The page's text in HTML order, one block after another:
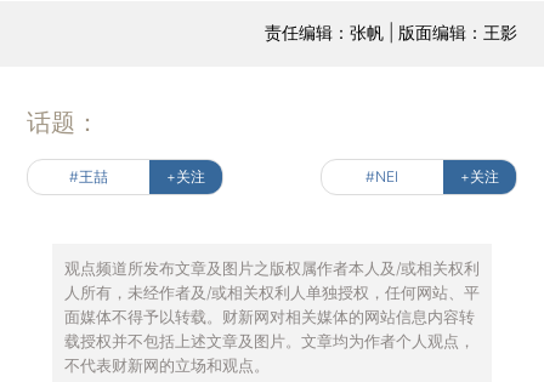
责任编辑：张帆 | 版面编辑：王影
话题：
#王喆 +关注 #NEI +关注
观点频道所发布文章及图片之版权属作者本人及/或相关权利
人所有，未经作者及/或相关权利人单独授权，任何网站、平
面媒体不得予以转载。财新网对相关媒体的网站信息内容转
载授权并不包括上述文章及图片。文章均为作者个人观点，
不代表财新网的立场和观点。